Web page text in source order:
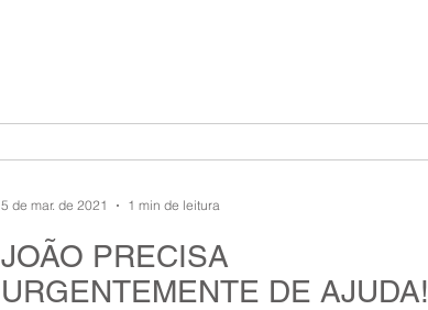
JOÃO PRECISA
URGENTEMENTE DE AJUDA!
5 de mar. de 2021 1 min de leitura